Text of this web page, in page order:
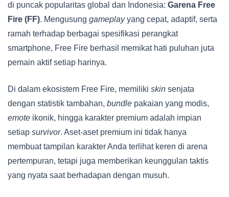
di puncak popularitas global dan Indonesia: Garena Free
Fire (FF). Mengusung gameplayyang cepat, adaptif, serta
ramah terhadap berbagai spesifikasi perangkat
smartphone, Free Fire berhasil memikat hati puluhan juta
pemain aktif setiap harinya.
Di dalam ekosistem Free Fire, memiliki skin senjata
dengan statistik tambahan, bundle pakaian yang modis,
emote ikonik, hingga karakter premium adalah impian
setiap survivor. Aset-aset premium ini tidak hanya
membuat tampilan karakter Anda terlihat keren di arena
pertempuran, tetapi juga memberikan keunggulan taktis
yang nyata saat berhadapan dengan musuh.